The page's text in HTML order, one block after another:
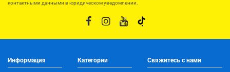
контактными данными в юридическом уведомлении.
Информация Категории Свяжитесь с нами